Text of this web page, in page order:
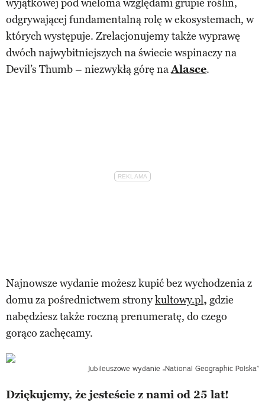
wyjątkowej pod wieloma względami grupie roślin,
odgrywającej fundamentalną rolę w ekosystemach, w
których występuje. Zrelacjonujemy także wyprawę
dwóch najwybitniejszych na świecie wspinaczy na
Devil’s Thumb – niezwykłą górę naAlasce.
Najnowsze wydanie możesz kupić bez wychodzenia z
domu za pośrednictwem stronykultowy.pl, gdzie
nabędziesz także roczną prenumeratę, do czego
gorąco zachęcamy.
Jubileuszowe wydanie „National Geographic Polska”
Dziękujemy, że jesteście z nami od 25 lat!